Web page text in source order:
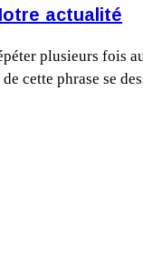
actualité
plusieurs fois
cette phrase se